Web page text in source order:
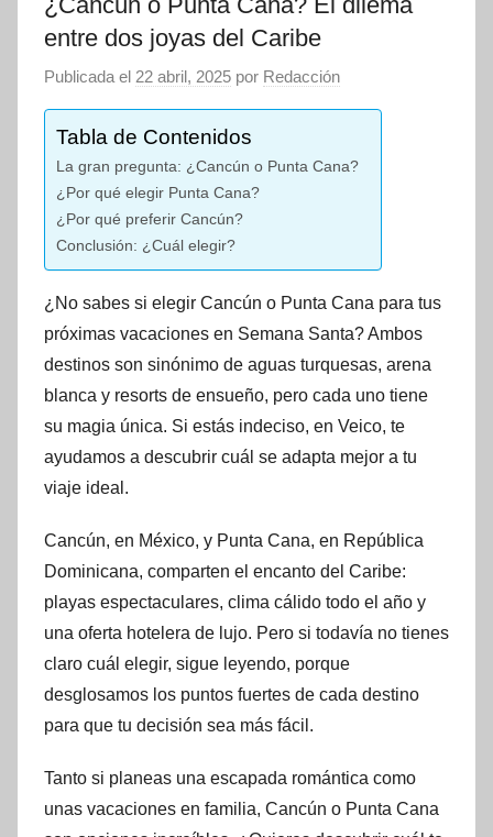
entre dos joyas del Caribe
Publicada el 22 abril, 2025 por Redacción
Tabla de Contenidos
La gran pregunta: ¿Cancún o Punta Cana?
¿Por qué elegir Punta Cana?
¿Por qué preferir Cancún?
Conclusión: ¿Cuál elegir?
¿No sabes si elegir Cancún o Punta Cana para tus
próximas vacaciones en Semana Santa? Ambos
destinos son sinónimo de aguas turquesas, arena
blanca y resorts de ensueño, pero cada uno tiene
su magia única. Si estás indeciso, en Veico, te
ayudamos a descubrir cuál se adapta mejor a tu
viaje ideal.
Cancún, en México, y Punta Cana, en República
Dominicana, comparten el encanto del Caribe:
playas espectaculares, clima cálido todo el año y
una oferta hotelera de lujo. Pero si todavía no tienes
claro cuál elegir, sigue leyendo, porque
desglosamos los puntos fuertes de cada destino
para que tu decisión sea más fácil.
Tanto si planeas una escapada romántica como
unas vacaciones en familia, Cancún o Punta Cana